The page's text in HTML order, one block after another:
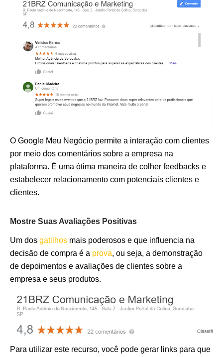
O Google Meu Negócio permite a interação com clientes
por meio dos comentários sobre a empresa na
plataforma. É uma ótima maneira de colher feedbacks e
estabelecer relacionamento com potenciais clientes e
clientes.
Mostre Suas Avaliações Positivas
Um dos gatilhos mais poderosos e que influencia na
decisão de compra é a prova, ou seja, a demonstração
de depoimentos e avaliações de clientes sobre a
empresa e seus produtos.
Para utilizar este recurso, você pode gerar links para que